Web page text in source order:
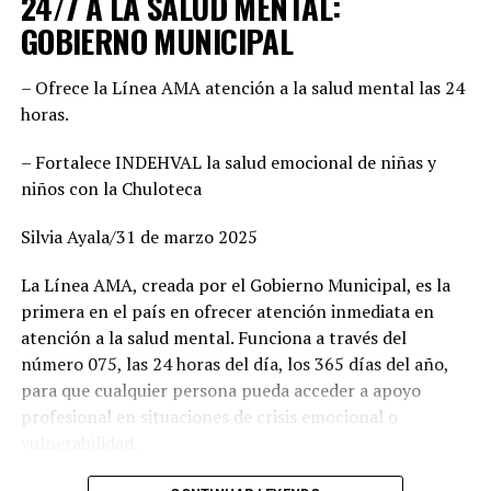
municipio negociado ni entregado. Hemos construido un
equipo basado en el mérito, la cercanía con la
posición fue revisada con responsabilidad. Hoy estamos
seguros de que vamos con las y los mejores”, enfatizó,
convicción de ofrecer gobiernos confiables, integrados
por mujeres y hombres de trayectoria probada, leales y
comprometidos con su comunidad.
Por su parte, Mario Salazar destacó el trabajo técnico y
jurídico que permitió solventar las observaciones del
Instituto Electoral para garantizar la validez del
registro de las candidaturas comunes. “Estamos listos
para arrancar. Tenemos una fórmula fuerte, con perfiles
honestos y profesionales que sabrán gobernar bien. Lo
señaló. Asimismo, recordó que esta alianza fue referente
GOBIERNO MUNICIPAL
– Ofrece la Línea AMA atención a la salud mental las 24
horas.
– Fortalece INDEHVAL la salud emocional de niñas y
niños con la Chuloteca
Silvia Ayala/31 de marzo 2025
La Línea AMA, creada por el Gobierno Municipal, es la
primera en el país en ofrecer atención inmediata en
atención a la salud mental. Funciona a través del
número 075, las 24 horas del día, los 365 días del año,
para que cualquier persona pueda acceder a apoyo
profesional en situaciones de crisis emocional o